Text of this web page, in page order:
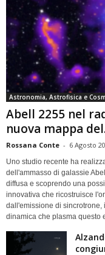
Astronomia, Astrofisica e
Abell 2255 nel
nuova mappa
Rossana Conte - 6 Agosto
Uno studio recente ha
dell'ammasso di galassie
diffusa e scoprendo una
innovativa che ricostruisce
dall'emissione di sincrotrone,
dinamica che plasma questo